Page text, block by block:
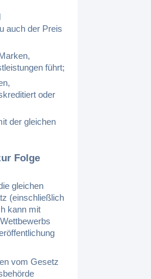
auch der Preis
führt;
oder
der gleichen
Folge
gleichen
(einschließlich
kann mit
vom Gesetz